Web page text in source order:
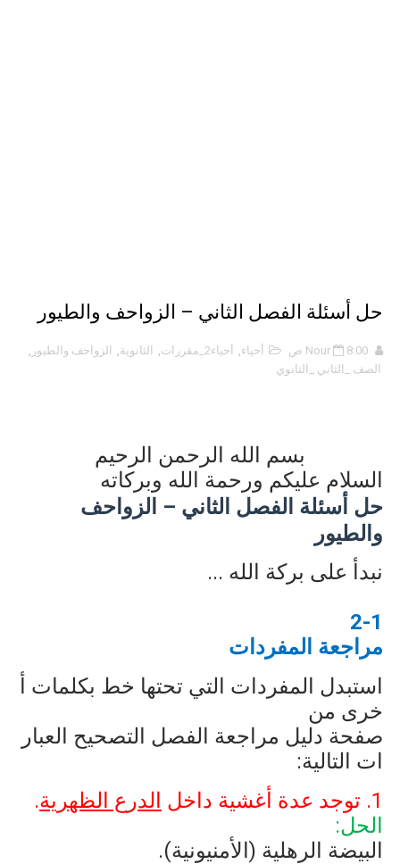
حل أسئلة الفصل الثاني – الزواحف والطيور
Nour 8:00 ص أحياء, أحياء2_مقررات , الثانوية, الزواحف والطيور ,
الصف _الثاني _الثانوي
بسم الله الرحمن الرحيم
السلام عليكم ورحمة الله وبركاته
حل أسئلة الفصل الثاني – الزواحف
والطيور
نبدأ على بركة الله ...
2-1
مراجعة المفردات
استبدل المفردات التي تحتها خط بكلمات أ
خرى من
صفحة دليل مراجعة الفصل التصحيح العبار
ات التالية:
1. توجد عدة أغشية داخل
الدرع الظهرية.
الحل:
البيضة الرهلية (الأمنيونية).